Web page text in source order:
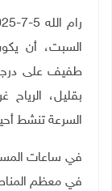
السبت، أن
طفيف على
بقليل، الرياح
السرعة تنشط
في ساعات
في معظم